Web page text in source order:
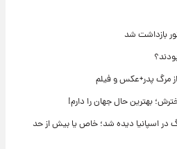
مرگ پدر+عکس و فیلم
بهترین حال جهان را دارم!
در اسپانیا دیده شد؛ خاص یا بیش از حد